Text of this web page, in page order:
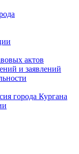
актов
и заявлений
города Кургана